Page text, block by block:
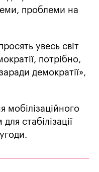
проблеми на
увесь світ
потрібно,
демократії»,
мобілізаційного
стабілізації